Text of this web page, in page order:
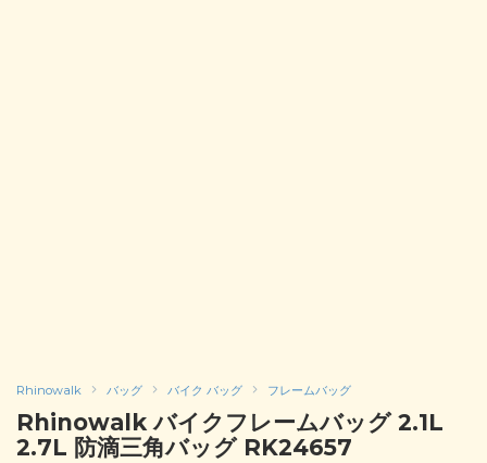
Rhinowalk バッグ バイク バッグ フレームバッグ
Rhinowalk バイクフレームバッグ 2.1L
2.7L 防滴三角バッグ RK24657